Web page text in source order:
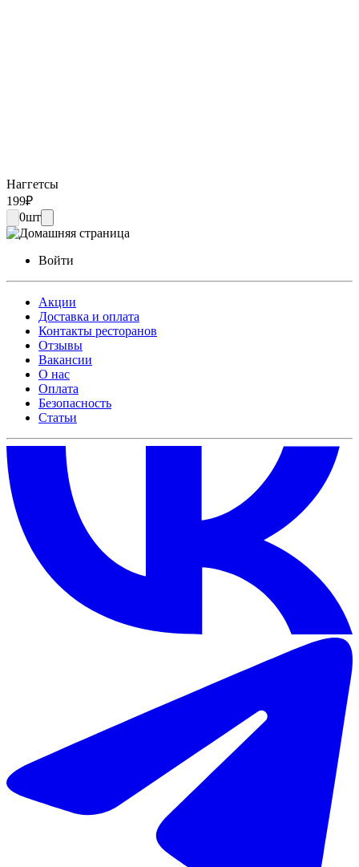
Наггетсы
199₽
0шт
Войти
Акции
Доставка и оплата
Контакты ресторанов
Отзывы
Вакансии
О нас
Оплата
Безопасность
Статьи